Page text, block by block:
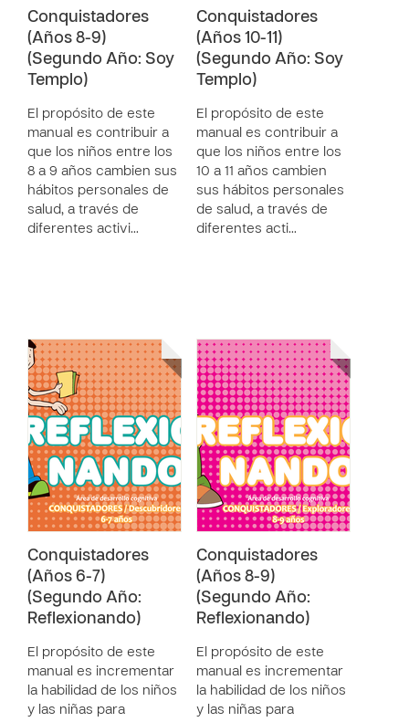
Conquistadores
(Años 8-9)
(Segundo Año: Soy
Templo)
El propósito de este
manual es contribuir a
que los niños entre los
8 a 9 años cambien sus
hábitos personales de
salud, a través de
diferentes activi…
Conquistadores
(Años 10-11)
(Segundo Año: Soy
Templo)
El propósito de este
manual es contribuir a
que los niños entre los
10 a 11 años cambien
sus hábitos personales
de salud, a través de
diferentes acti…
Conquistadores
(Años 6-7)
(Segundo Año:
Reflexionando)
El propósito de este
manual es incrementar
la habilidad de los niños
y las niñas para
Conquistadores
(Años 8-9)
(Segundo Año:
Reflexionando)
El propósito de este
manual es incrementar
la habilidad de los niños
y las niñas para